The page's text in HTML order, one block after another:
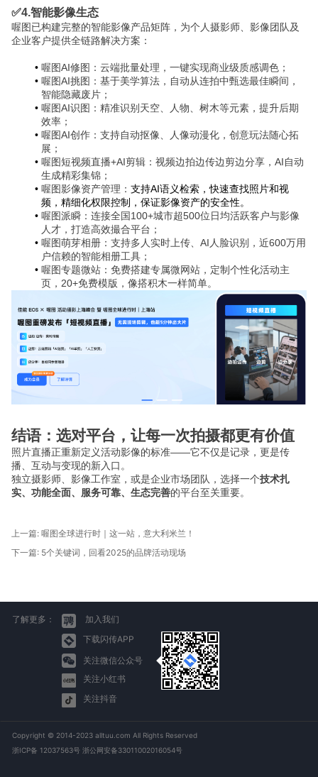
✅4.智能影像生态
喔图已构建完整的智能影像产品矩阵，为个人摄影师、影像团队及
企业客户提供全链路解决方案：
喔图AI修图：云端批量处理，一键实现商业级质感调色；
喔图AI挑图：基于美学算法，自动从连拍中甄选最佳瞬间，
智能隐藏废片；
喔图AI识图：精准识别天空、人物、树木等元素，提升后期
效率；
喔图AI创作：支持自动抠像、人像动漫化，创意玩法随心拓
展；
喔图短视频直播+AI剪辑：视频边拍边传边剪边分享，AI自动
生成精彩集锦；
喔图影像资产管理： 支持AI语义检索，快速查找照片和视
频，精细化权限控制，保证影像资产的安全性。
喔图派瞬：连接全国100+城市超500位日均活跃客户与影像
人才，打造高效撮合平台；
喔图萌芽相册：支持多人实时上传、AI人脸识别，近600万用
户信赖的智能相册工具；
喔图专题微站：免费搭建专属微网站，定制个性化活动主
页，20+免费模版，像搭积木一样简单。
结语：选对平台，让每一次拍摄都更有价值
照片直播正重新定义活动影像的标准——它不仅是记录，更是传
播、互动与变现的新入口。
独立摄影师、影像工作室，或是企业市场团队，选择一个技术扎
实、功能全面、服务可靠、生态完善的平台至关重要。
上一篇: 喔图全球进行时｜这一站，意大利米兰！
下一篇: 5个关键词，回看2025的品牌活动现场
了解更多：
加入我们
下载闪传APP
关注微信公众号
关注小红书
关注抖音
Copyright © 2014-2023 alltuu.com All Rights Reserved
浙ICP备 12037563号 浙公网安备33011002016054号